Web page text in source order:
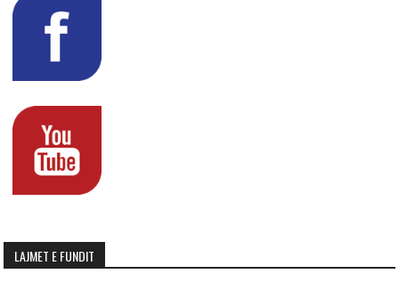
LAJMET E FUNDIT